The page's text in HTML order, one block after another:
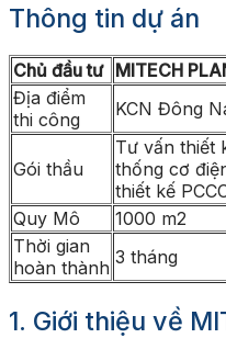
Thông tin dự án
Chủ đầu tư MITECH
Địa điểm
thi công
KCN Đông
Gói thầu
Tư vấn thiết
thống cơ
thiết kế
Quy Mô
1000 m2
Thời gian
hoàn thành 3 tháng
1. Giới thiệu về